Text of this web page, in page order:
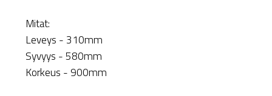
Mitat:
Leveys - 310mm
Syvyys - 580mm
Korkeus - 900mm